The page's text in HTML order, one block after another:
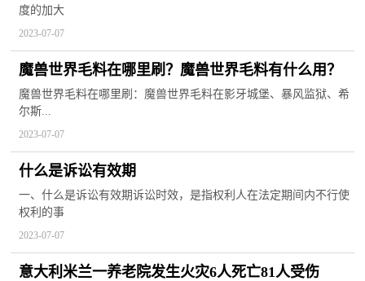
度的加大
2023-07-07
魔兽世界毛料在哪里刷？魔兽世界毛料有什么用？
魔兽世界毛料在哪里刷：魔兽世界毛料在影牙城堡、暴风监狱、希
尔斯...
2023-07-07
什么是诉讼有效期
一、什么是诉讼有效期诉讼时效，是指权利人在法定期间内不行使
权利的事
2023-07-07
意大利米兰一养老院发生火灾6人死亡81人受伤